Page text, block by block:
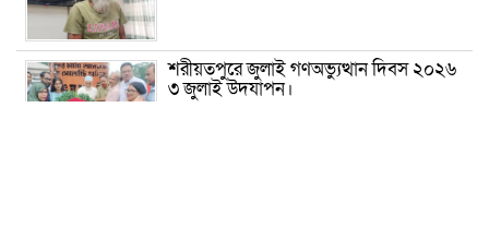
শরীয়তপুরে জুলাই গণঅভ্যুত্থান দিবস ২০২৬
৩ জুলাই উদযাপন।